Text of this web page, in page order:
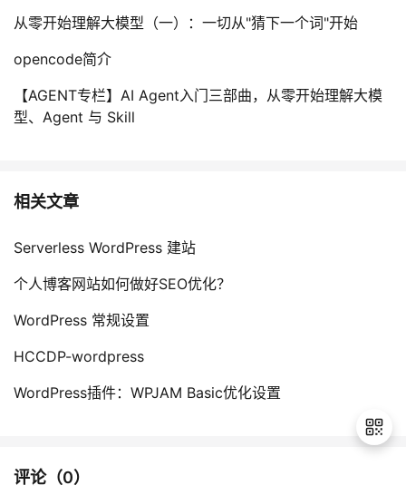
从零开始理解大模型（一）：一切从"猜下一个词"开始
opencode简介
【AGENT专栏】AI Agent入门三部曲，从零开始理解大模
型、Agent 与 Skill
相关文章
Serverless WordPress 建站
个人博客网站如何做好SEO优化？
WordPress 常规设置
HCCDP-wordpress
WordPress插件：WPJAM Basic优化设置
评论（0）